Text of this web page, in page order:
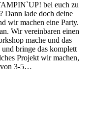
bei euch zu
Dann lade doch deine
wir machen eine Party.
Wir vereinbaren einen
mache und das
bringe das komplett
Projekt wir machen,
von 3-5…